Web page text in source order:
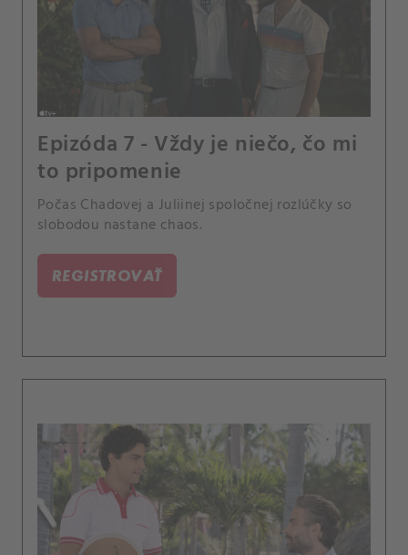
Epizóda 7 - Vždy je niečo, čo mi
to pripomenie
Počas Chadovej a Juliinej spoločnej rozlúčky so
slobodou nastane chaos.
REGISTROVAŤ